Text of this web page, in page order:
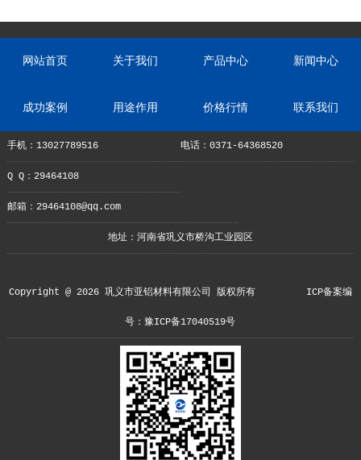
网站首页 关于我们 产品中心 新闻中心
成功案例 用途作用 价格行情 联系我们
手机：13027789516 电话：0371-64368520
Q Q：29464108
邮箱：29464108@qq.com
地址：河南省巩义市桥沟工业园区
Copyright @ 2026 巩义市亚铝材料有限公司 版权所有 ICP备案编
号：豫ICP备17040519号